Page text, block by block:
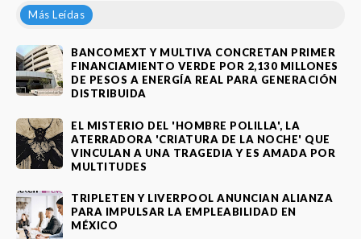
Más Leídas
BANCOMEXT Y MULTIVA CONCRETAN PRIMER
FINANCIAMIENTO VERDE POR 2,130 MILLONES
DE PESOS A ENERGÍA REAL PARA GENERACIÓN
DISTRIBUIDA
EL MISTERIO DEL 'HOMBRE POLILLA', LA
ATERRADORA 'CRIATURA DE LA NOCHE' QUE
VINCULAN A UNA TRAGEDIA Y ES AMADA POR
MULTITUDES
TRIPLETEN Y LIVERPOOL ANUNCIAN ALIANZA
PARA IMPULSAR LA EMPLEABILIDAD EN
MÉXICO